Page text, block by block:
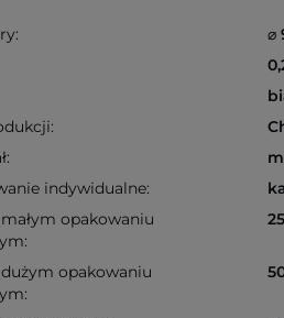
⌀
indywidualne:
opakowaniu
opakowaniu